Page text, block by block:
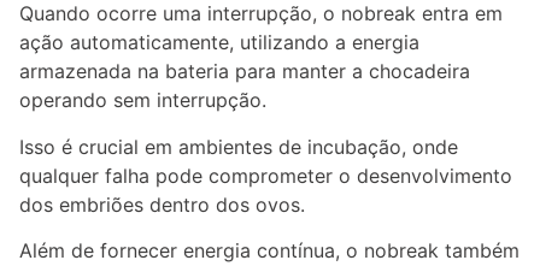
Quando ocorre uma interrupção, o nobreak entra em
ação automaticamente, utilizando a energia
armazenada na bateria para manter a chocadeira
operando sem interrupção.
Isso é crucial em ambientes de incubação, onde
qualquer falha pode comprometer o desenvolvimento
dos embriões dentro dos ovos.
Além de fornecer energia contínua, o nobreak também